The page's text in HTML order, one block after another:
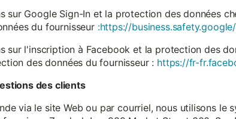
sur Google Sign-In et la protection des données
du fournisseur :https://
sur l'inscription à Facebook et la protection des
des données du fournisseur : https://fr-
des clients
via le site Web ou par courriel, nous utilisons le